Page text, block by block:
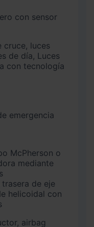
de día, Luces
con tecnología
emergencia
mediante
de eje
helicoidal con